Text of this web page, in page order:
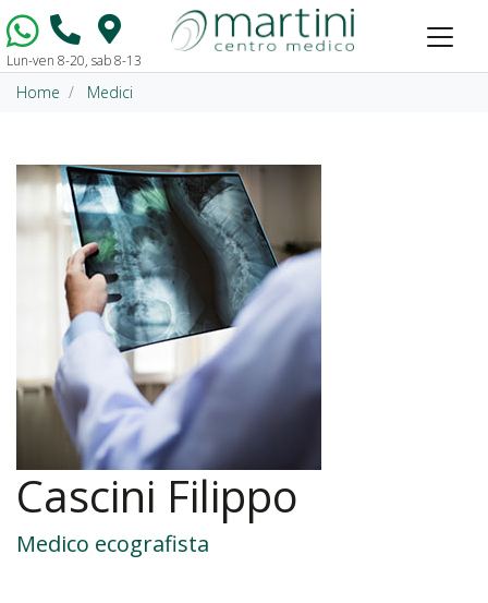
Vai al contenuto
Lun-ven 8-20, sab 8-13
Home Medici
Cascini Filippo
Medico ecografista